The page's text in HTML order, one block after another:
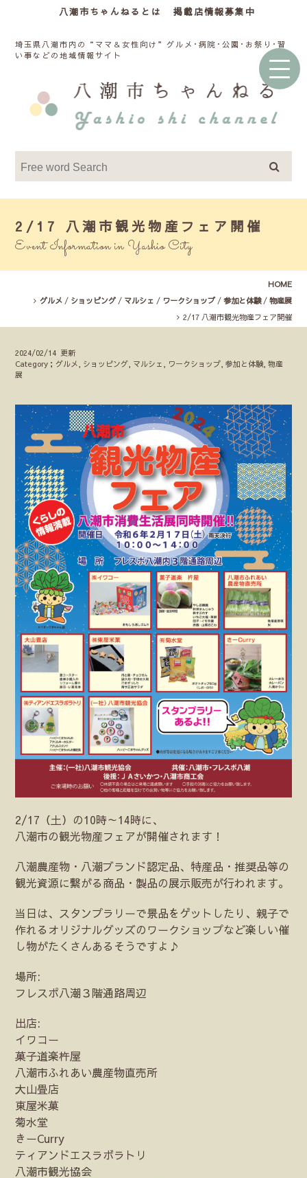
八潮市ちゃんねるとは 掲載店情報募集中
埼玉県八潮市内の“ママ＆女性向け”グルメ･病院･公園･お祭り･習
い事などの地域情報サイト
2/17 八潮市観光物産フェア開催
Event Information in Yashio City
HOME
グルメ/ ショッピング/ マルシェ / ワークショップ/ 参加と体験/ 物産展
2/17 八潮市観光物産フェア開催
2024/02/14 更新
Category；グルメ, ショッピング, マルシェ, ワークショップ, 参加と体験, 物産
展
2/17（土）の10時～14時に、
八潮市の観光物産フェアが開催されます！
八潮農産物・八潮ブランド認定品、特産品・推奨品等の
観光資源に繋がる商品・製品の展示販売が行われます。
当日は、スタンプラリーで景品をゲットしたり、親子で
作れるオリジナルグッズのワークショップなど楽しい催
し物がたくさんあるそうですよ♪
場所:
フレスポ八潮３階通路周辺
出店:
イワコー
菓子道楽杵屋
八潮市ふれあい農産物直売所
大山畳店
東屋米菓
菊水堂
きーCurry
ティアンドエスラボラトリ
八潮市観光協会